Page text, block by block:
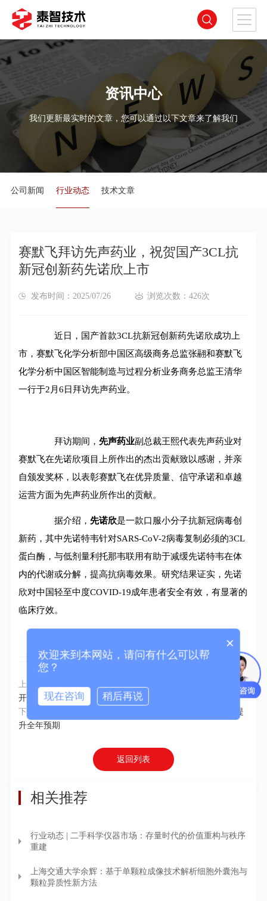
资讯中心
我们更新最实时的文章，您可以通过以下文章来了解我们
公司新闻 行业动态 技术文章
赛默飞拜访先声药业，祝贺国产3CL抗
新冠创新药先诺欣上市
发布时间：2025/07/26 浏览次数：426次
近日，国产首款3CL抗新冠创新药先诺欣成功上
市，赛默飞化学分析部中国区高级商务总监张翮和赛默飞
化学分析中国区智能制造与过程分析业务商务总监王清华
一行于2月6日拜访先声药业。
拜访期间，先声药业副总裁王熙代表先声药业对
赛默飞在先诺欣项目上所作出的杰出贡献致以感谢，并亲
自颁发奖杯，以表彰赛默飞在优异质量、信守承诺和卓越
运营方面为先声药业所作出的贡献。
据介绍，先诺欣是一款口服小分子抗新冠病毒创
新药，其中先诺特韦针对SARS-CoV-2病毒复制必须的3CL
蛋白酶，与低剂量利托那韦联用有助于减缓先诺特韦在体
内的代谢或分解，提高抗病毒效果。研究结果证实，先诺
欣对中国轻至中度COVID-19成年患者安全有效，有显著的
临床疗效。
上一篇：
广东省生态环境厅党组书记徐晓霞一行莅临禾信仪器
开展调研
下一篇：
安捷伦科技2023财年一季度财务报告：开局出色，提
升全年预期
返回列表
相关推荐
行业动态 | 二手科学仪器市场：存量时代的价值重构与秩序
重建
上海交通大学余辉：基于单颗粒成像技术解析细胞外囊泡与
颗粒异质性新方法
×
欢迎来到本网站，请问有什么可以帮
您？
现在咨询 稍后再说